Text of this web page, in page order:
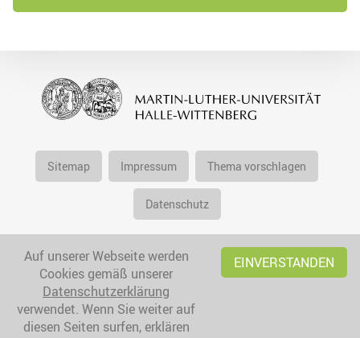
Sitemap Impressum Thema vorschlagen
Datenschutz
Auf unserer Webseite werden
Cookies gemäß unserer
Datenschutzerklärung
verwendet. Wenn Sie weiter auf
diesen Seiten surfen, erklären
EINVERSTANDEN